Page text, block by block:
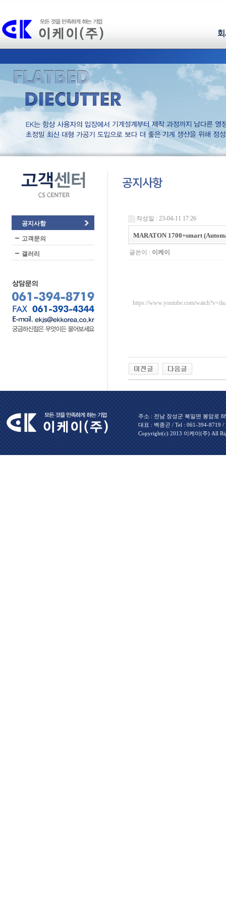
공지사항
고객문의
갤러리
공지사항
작성일 : 23-04-11 17:26
MARATON 1700+smart
글쓴이 : 이케이
https://www.youtube.com/
주소 : 전남 장성군 북일면 봉암로
대표 : 백종곤 / Tel : 061-394-8719 /
Copyright(c) 2013 이케이(주) All